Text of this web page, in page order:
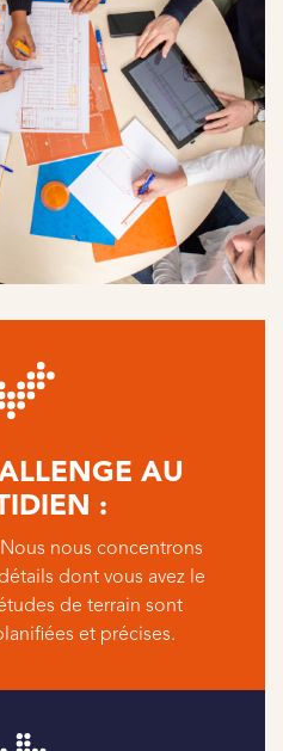
AU
:
nous concentrons
dont vous avez le
de terrain sont
et précises.